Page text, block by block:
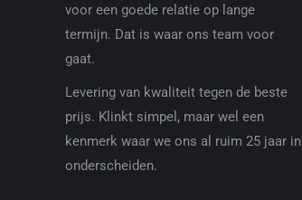
voor een goede relatie op lange
termijn. Dat is waar ons team voor
gaat.
Levering van kwaliteit tegen de beste
prijs. Klinkt simpel, maar wel een
kenmerk waar we ons al ruim 25 jaar in
onderscheiden.